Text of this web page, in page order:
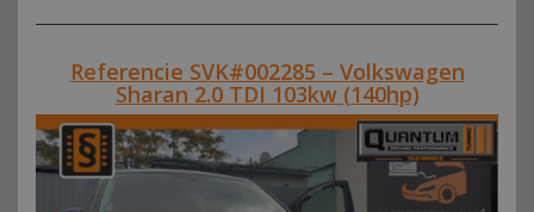
Referencie SVK#002285 – Volkswagen
Sharan 2.0 TDI 103kw (140hp)